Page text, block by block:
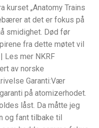
kurset „Anatomy Trains
at det er fokus på
smidighet. Død før
fra dette møtet vil
Les mer NKRF
av norske
Garanti:Vær
på atomizerhodet.
låst. Da måtte jeg
og fant tilbake til